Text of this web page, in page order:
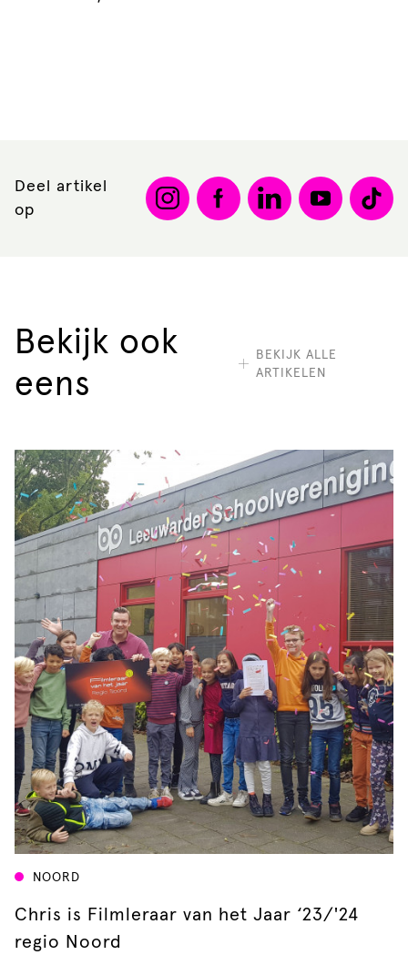
Deel artikel
op
Bekijk ook
eens
BEKIJK ALLE
ARTIKELEN
NOORD
Chris is Filmleraar van het Jaar ‘23/'24
regio Noord